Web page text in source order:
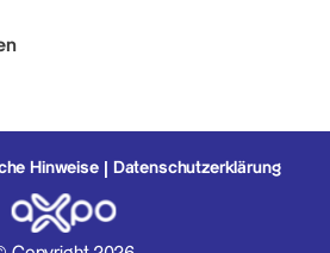
Hinweise Datenschutzerklärung